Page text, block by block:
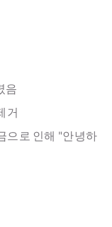
음
거
으로 인해 "안녕하